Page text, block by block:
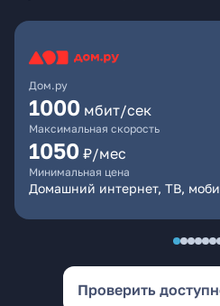
Дом.ру
1000 мбит/сек
Максимальная скорость
1050 ₽/мес
Минимальная цена
Домашний интернет, ТВ,
Проверить